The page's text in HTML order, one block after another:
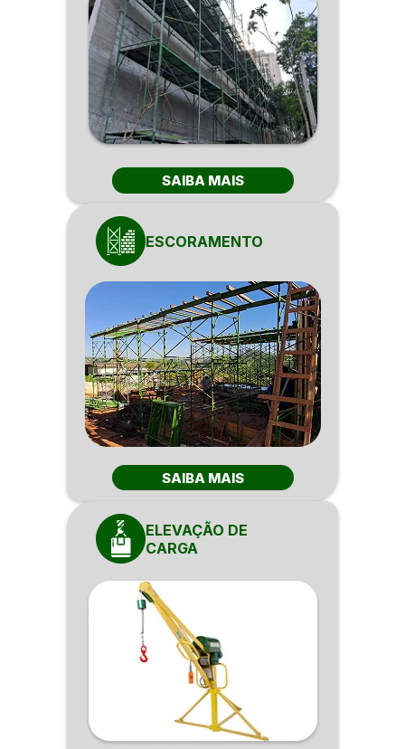
SAIBA MAIS
ESCORAMENTO
SAIBA MAIS
ELEVAÇÃO DE
CARGA